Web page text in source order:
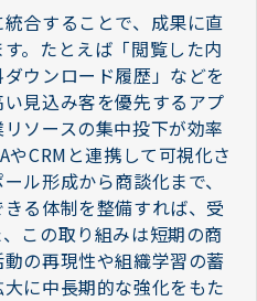
合することで、成果に直
。たとえば「閲覧した内
ウンロード履歴」などを
見込み客を優先するアプ
ソースの集中投下が効率
やCRMと連携して可視化さ
ル形成から商談化まで、
る体制を整備すれば、受
この取り組みは短期の商
の再現性や組織学習の蓄
に中長期的な強化をもた